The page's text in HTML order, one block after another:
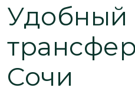
Удобный
Сочи